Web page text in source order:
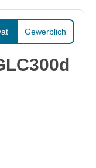
Gewerblich